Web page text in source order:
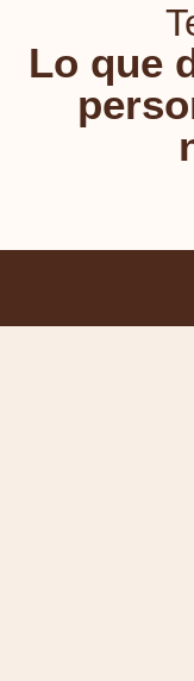
Lo que